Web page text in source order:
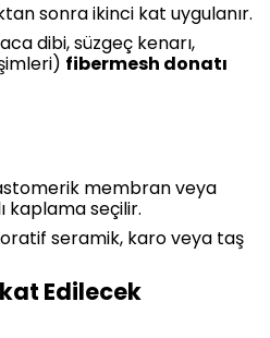
sonra ikinci kat uygulanır.
dibi, süzgeç kenarı,
fibermesh donatı
membran veya
kaplama seçilir.
seramik, karo veya taş
Edilecek